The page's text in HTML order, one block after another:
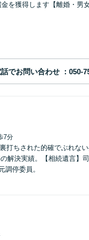
を獲得します【離婚・
話でお問い合わせ
7分
打ちされた的確でぶれな
解決実績。【相続遺言】
調停委員。